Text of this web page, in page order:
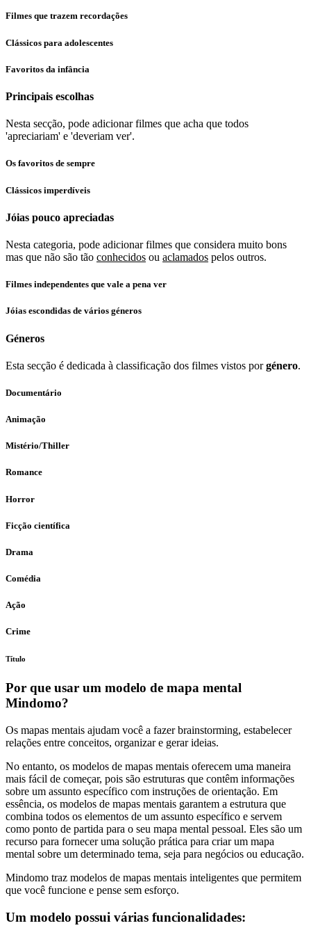
Filmes que trazem recordações
Clássicos para adolescentes
Favoritos da infância
Principais escolhas
Nesta secção, pode adicionar filmes que acha que todos
'apreciariam' e 'deveriam ver'.
Os favoritos de sempre
Clássicos imperdíveis
Jóias pouco apreciadas
Nesta categoria, pode adicionar filmes que considera muito bons
mas que não são tão conhecidos ou aclamados pelos outros.
Filmes independentes que vale a pena ver
Jóias escondidas de vários géneros
Géneros
Esta secção é dedicada à classificação dos filmes vistos porgénero.
Documentário
Animação
Mistério/Thiller
Romance
Horror
Ficção científica
Drama
Comédia
Ação
Crime
Título
Por que usar um modelo de mapa mental
Mindomo?
Os mapas mentais ajudam você a fazer brainstorming, estabelecer
relações entre conceitos, organizar e gerar ideias.
No entanto, os modelos de mapas mentais oferecem uma maneira
mais fácil de começar, pois são estruturas que contêm informações
sobre um assunto específico com instruções de orientação. Em
essência, os modelos de mapas mentais garantem a estrutura que
combina todos os elementos de um assunto específico e servem
como ponto de partida para o seu mapa mental pessoal. Eles são um
recurso para fornecer uma solução prática para criar um mapa
mental sobre um determinado tema, seja para negócios ou educação.
Mindomo traz modelos de mapas mentais inteligentes que permitem
que você funcione e pense sem esforço.
Um modelo possui várias funcionalidades: